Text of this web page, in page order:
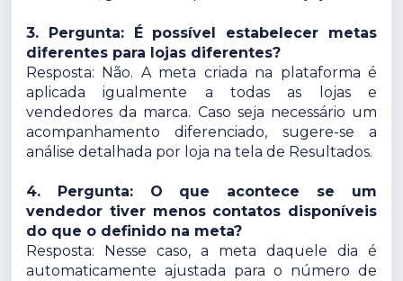
3. Pergunta: É possível estabelecer metas
diferentes para lojas diferentes?
Resposta: Não. A meta criada na plataforma é
aplicada igualmente a todas as lojas e
vendedores da marca. Caso seja necessário um
acompanhamento diferenciado, sugere-se a
análise detalhada por loja na tela de Resultados.
4. Pergunta: O que acontece se um
vendedor tiver menos contatos disponíveis
do que o definido na meta?
Resposta: Nesse caso, a meta daquele dia é
automaticamente ajustada para o número de